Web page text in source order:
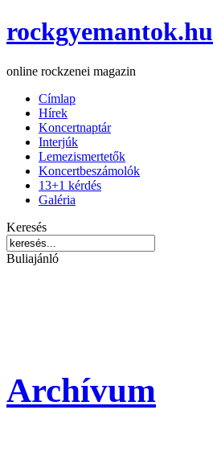
rockgyemantok.hu
online rockzenei magazin
Címlap
Hírek
Koncertnaptár
Interjúk
Lemezismertetők
Koncertbeszámolók
13+1 kérdés
Galéria
Keresés
Buliajánló
Archívum